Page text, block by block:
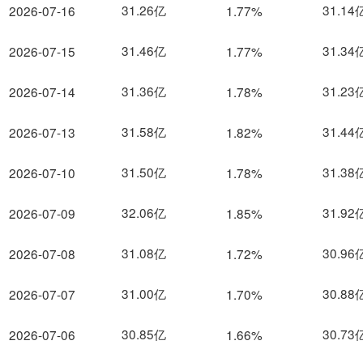
2026-07-16
2026-07-15
2026-07-14
2026-07-13
2026-07-10
2026-07-09
2026-07-08
2026-07-07
2026-07-06
31.26亿 1.77% 31.14
31.46亿 1.77% 31.34
31.36亿 1.78% 31.23
31.58亿 1.82% 31.44
31.50亿 1.78% 31.38
32.06亿 1.85% 31.92
31.08亿 1.72% 30.96
31.00亿 1.70% 30.88
30.85亿 1.66% 30.73